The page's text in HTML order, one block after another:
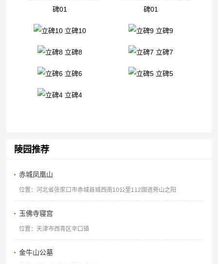
碑01
碑01
立碑10 立碑9
立碑8 立碑7
立碑6 立碑5
立碑4
陵园推荐
赤城凤凰山
位置：河北省张家口市赤城县城西南10公里112国道旁山之阳
玉佛寺寝宫
位置：天津市西青区辛口镇
金牛山公墓